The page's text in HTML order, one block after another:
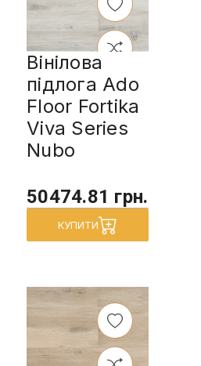
Вінілова
підлога Ado
Floor Fortika
Viva Series
Nubo
50474.81 грн.
КУПИТИ